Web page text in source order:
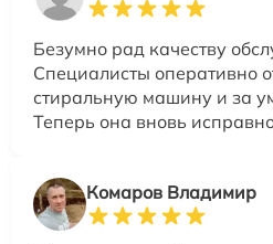
Безумно рад качеству
Специалисты оперативно
стиральную машину и за
Теперь она вновь
Комаров Владимир